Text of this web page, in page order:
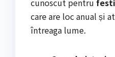
care are loc anual și
întreaga lume.